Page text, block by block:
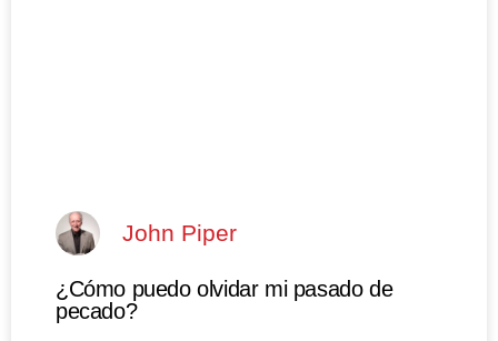
John Piper
¿Cómo puedo olvidar mi pasado de
pecado?